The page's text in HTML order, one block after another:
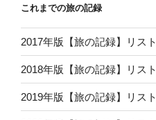
これまでの旅の記録
2017年版【旅の記録】リスト
2018年版【旅の記録】リスト
2019年版【旅の記録】リスト